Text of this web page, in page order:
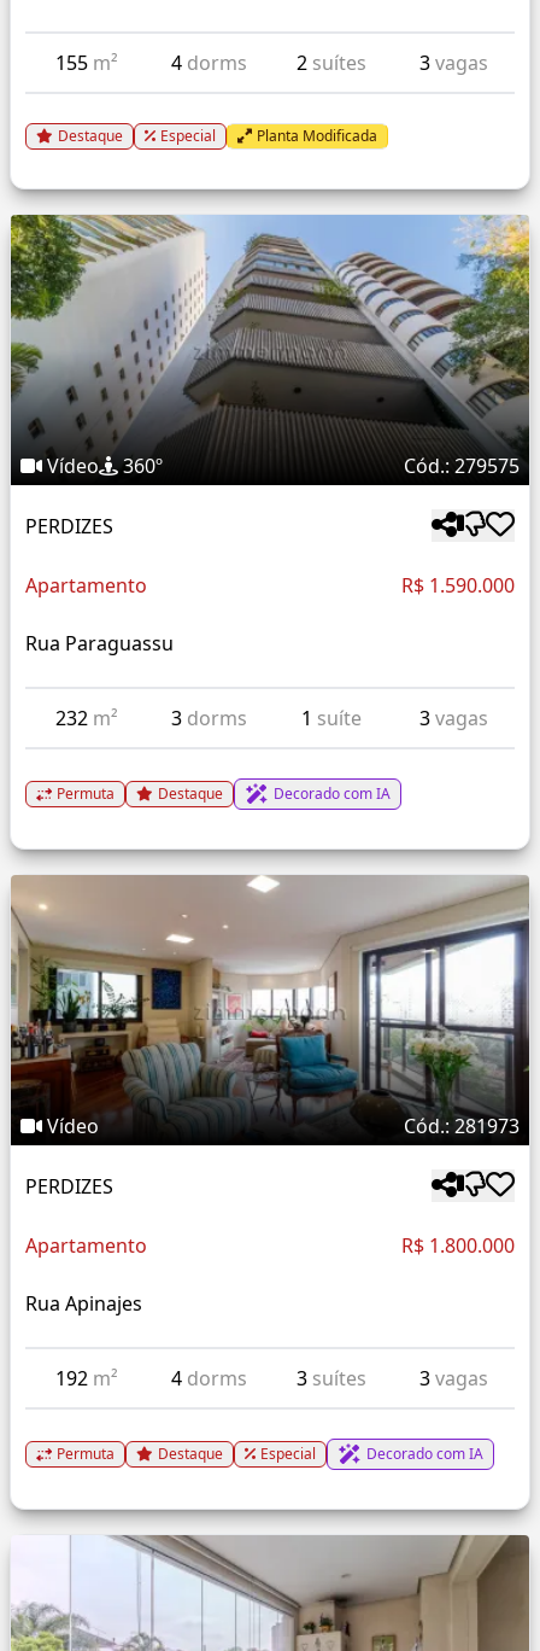
155 m² 4 dorms 2 suítes 3vagas
Destaque Especial Planta Modificada
Vídeo 360º Cód.: 279575
PERDIZES
Apartamento R$ 1.590.000
Rua Paraguassu
232 m² 3 dorms 1 suíte 3vagas
Permuta Destaque Decorado com IA
Vídeo Cód.: 281973
PERDIZES
Apartamento R$ 1.800.000
Rua Apinajes
192 m² 4 dorms 3 suítes 3vagas
Permuta Destaque Especial Decorado com IA